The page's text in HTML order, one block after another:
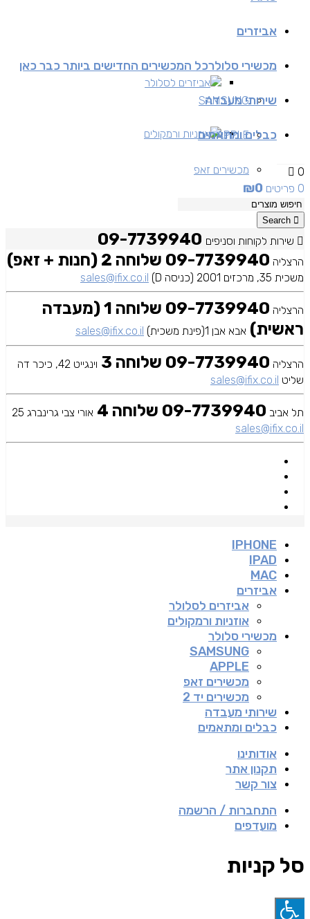
אביזרים
אביזרים לסלולר
אוזניות ורמקולים
מכשירי סלולרכל המכשירים החדישים ביותר כבר כאן
SAMSUNG
APPLE
מכשירים זאפ
שירותי מעבדה
כבלים ומתאמים
0
0 פריטים
₪0
Search
שירות לקוחות וסניפים
הרצליה 09-7739940 שלוחה 2 (חנות + זאפ)
משכית 35, מרכזים 2001 (כניסה D) sales@ifix.co.il
הרצליה
09-7739940 שלוחה 1 (מעבדה
ראשית) אבא אבן 1(פינת משכית) sales@ifix.co.il
הרצליה 09-7739940 שלוחה 3
וינגייט 42, כיכר דה
שליט sales@ifix.co.il
תל אביב 09-7739940 שלוחה 4
אורי צבי גרינברג 25
sales@ifix.co.il
IPHONE
IPAD
MAC
אביזרים
אביזרים לסלולר
אוזניות ורמקולים
מכשירי סלולר
SAMSUNG
APPLE
מכשירים זאפ
מכשירים יד 2
שירותי מעבדה
כבלים ומתאמים
אודותינו
תקנון אתר
צור קשר
התחברות / הרשמה
מועדפים
סל קניות